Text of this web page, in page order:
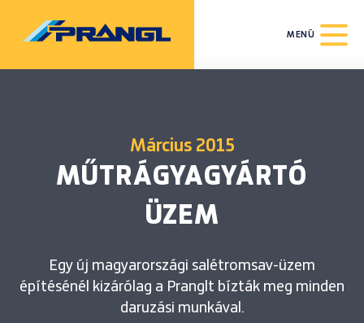
MENÜ
Március 2015
MŰTRÁGYAGYÁRTÓ
ÜZEM
Egy új magyarországi salétromsav-üzem
építésénél kizárólag a Pranglt bízták meg minden
daruzási munkával.